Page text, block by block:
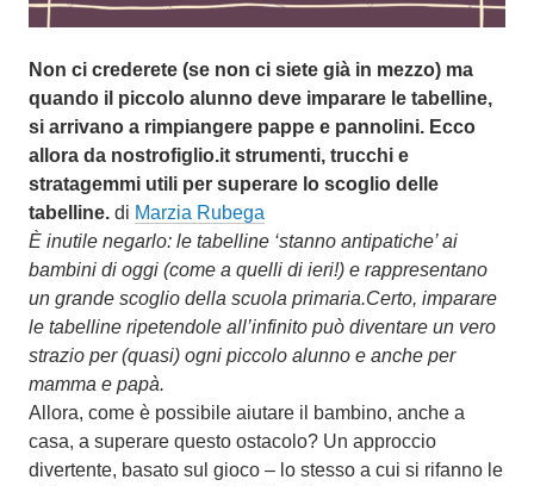
Non ci crederete (se non ci siete già in mezzo) ma
quando il piccolo alunno deve imparare le tabelline,
si arrivano a rimpiangere pappe e pannolini. Ecco
allora da nostrofiglio.it strumenti, trucchi e
stratagemmi utili per superare lo scoglio delle
tabelline. di Marzia Rubega
È inutile negarlo: le tabelline ‘stanno antipatiche’ ai
bambini di oggi (come a quelli di ieri!) e rappresentano
un grande scoglio della scuola primaria.Certo, imparare
le tabelline ripetendole all’infinito può diventare un vero
strazio per (quasi) ogni piccolo alunno e anche per
mamma e papà.
Allora, come è possibile aiutare il bambino, anche a
casa, a superare questo ostacolo? Un approccio
divertente, basato sul gioco – lo stesso a cui si rifanno le